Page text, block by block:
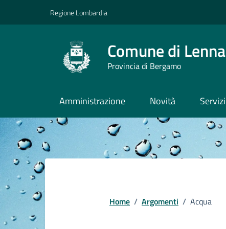
Regione Lombardia
Comune di Lenna
Provincia di Bergamo
Amministrazione Novità Servizi
Home / Argomenti / Acqua